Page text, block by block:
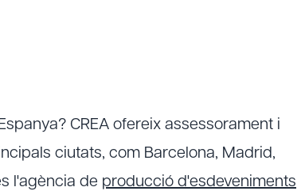
CREA ofereix assessorament i
ciutats, com Barcelona, Madrid,
l'agència de producció d'esdeveniments